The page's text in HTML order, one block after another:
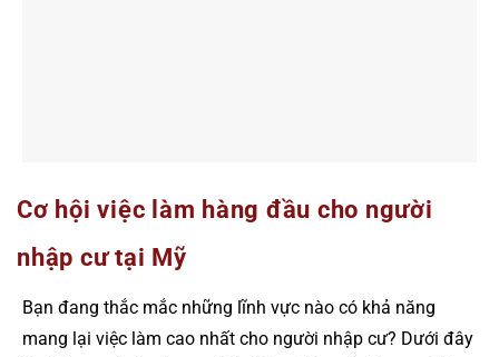
Cơ hội việc làm hàng đầu cho người
nhập cư tại Mỹ
Bạn đang thắc mắc những lĩnh vực nào có khả năng
mang lại việc làm cao nhất cho người nhập cư? Dưới đây